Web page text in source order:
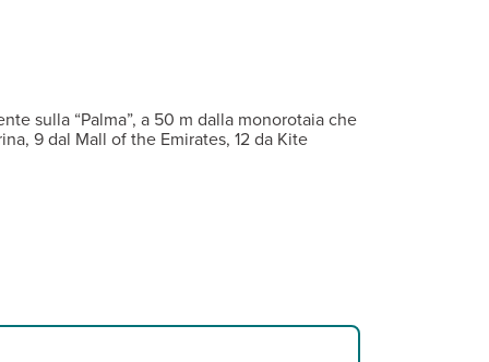
sulla “Palma”, a 50 m dalla monorotaia che
9 dal Mall of the Emirates, 12 da Kite
wi-fi gratuita e minifrigo. A pagamento, minibar.
con una selezione di cibi più freschi e gourment. N.B.
(teli mare non disponibili), palestra, parcheggio e